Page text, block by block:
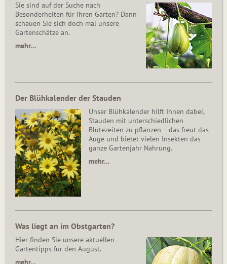
Sie sind auf der Suche nach
Besonderheiten für Ihren Garten? Dann
schauen Sie sich doch mal unsere
Gartenschätze an.
mehr…
Der Blühkalender der Stauden
Unser Blühkalender hilft Ihnen dabei,
Stauden mit unterschiedlichen
Blütezeiten zu pflanzen – das freut das
Auge und bietet vielen Insekten das
ganze Gartenjahr Nahrung.
mehr…
Was liegt an im Obstgarten?
Hier finden Sie unsere aktuellen
Gartentipps für den August.
mehr…